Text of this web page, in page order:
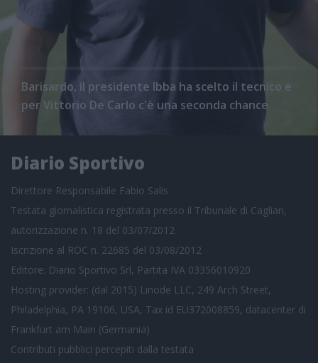
Barisardo, il presidente Ibba ha scelto il tecnico e
per Vittorio De Carlo c'è una seconda chance
Diario Sportivo
Direttore Responsabile Fabio Salis
Testata giornalistica registrata presso il Tribunale di Cagliari,
autorizzazione n. 18 del 03/07/2012
Iscrizione al ROC n. 22685 del 03/08/2012
Editore: Diario Sportivo Srl, Partita IVA 03356010920
Hosting provider: (dal 2015) Linode LLC, 249 Arch Street,
Philadelphia, PA 19106, USA, Tax id EU372008859, datacenter di
Frankfurt am Main (Germania)
Contributi pubblici percepiti dalla testata